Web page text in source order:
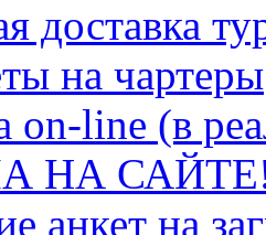
доставка
на чартеры
on-line (в
НА
анкет на